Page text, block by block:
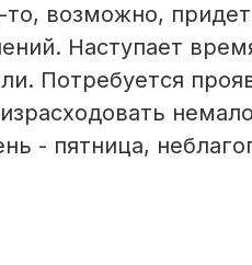
возможно,
Наступает
Потребуется
- пятница,